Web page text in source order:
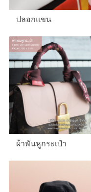
ปลอกแขน
ผ้าพันหูกระเป๋า